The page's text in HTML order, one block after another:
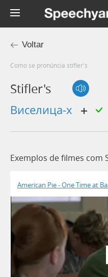
Voltar
Como se pronúncia stifler's
Stifler's
виселица-х
Exemplos de filmes com
American Pie - One Time at